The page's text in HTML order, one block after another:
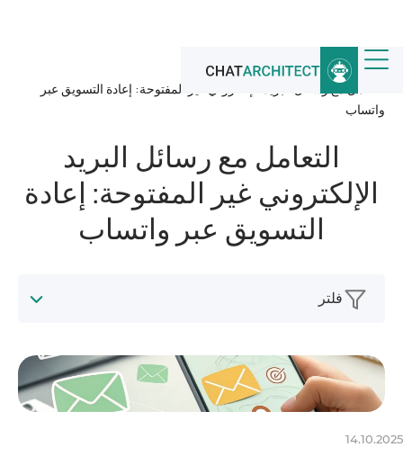
الرئيسية / أخبار /
التعامل مع رسائل البريد الإلكتروني غير المفتوحة: إعادة التسويق عبر
واتساب
التعامل مع رسائل البريد
الإلكتروني غير المفتوحة: إعادة
التسويق عبر واتساب
14.10.2025
فلتر